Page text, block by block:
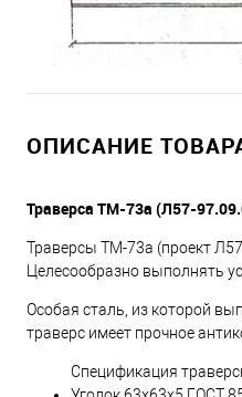
ОПИСАНИЕ
Траверса ТМ-73а (Л57-
Траверсы ТМ-73а (проект
Целесообразно выполнять
Особая сталь, из которой
траверс имеет прочное
Спецификация